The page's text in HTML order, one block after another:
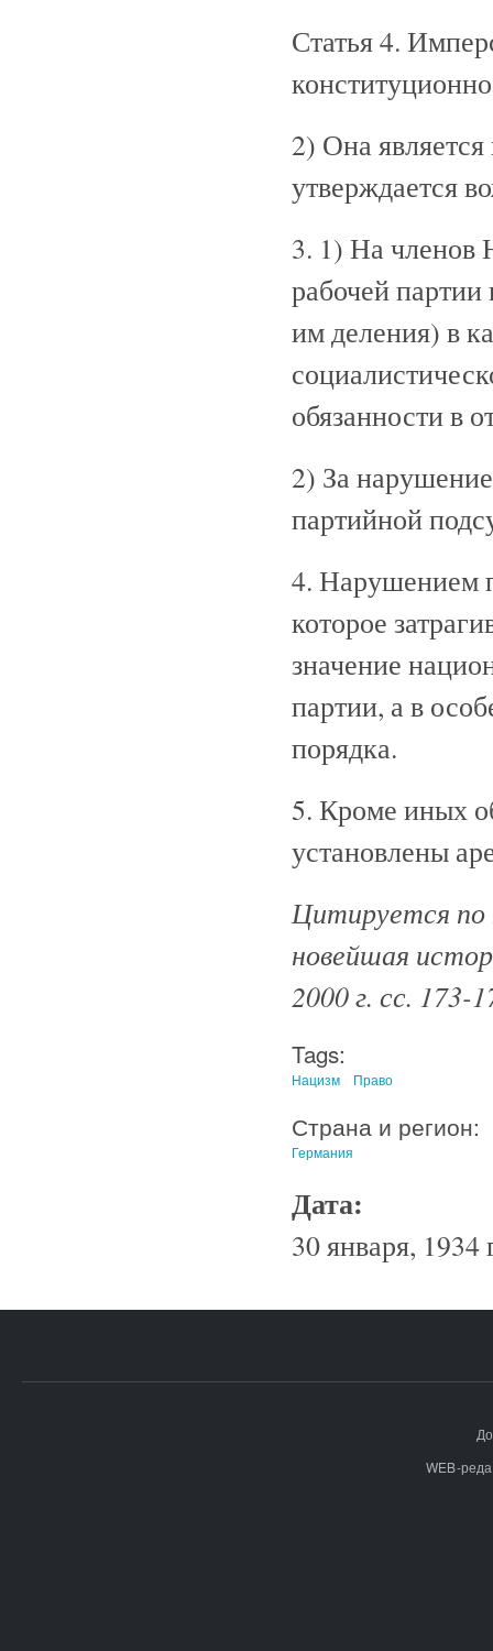
Статья 4.
2) Она
утверждается
3. 1) На членов
рабочей
им деления) в
обязанности в
2) За
партийной
4. Нарушением
которое
значение
партии, а в
порядка.
5. Кроме иных
установлены
Цитируется
новейшая
2000 г. сс. 173-
Tags:
Нацизм Право
Страна и регион:
Германия
Дата:
30 января, 1934
WEB-